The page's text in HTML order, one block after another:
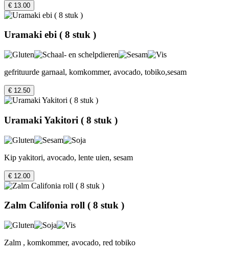
€ 13.00
Uramaki ebi ( 8 stuk )
gefrituurde garnaal, komkommer, avocado, tobiko,sesam
€ 12.50
Uramaki Yakitori ( 8 stuk )
Kip yakitori, avocado, lente uien, sesam
€ 12.00
Zalm Califonia roll ( 8 stuk )
Zalm , komkommer, avocado, red tobiko